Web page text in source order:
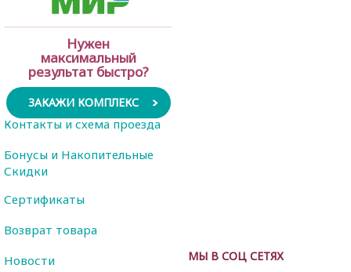
Нужен
максимальный
результат быстро?
ЗАКАЖИ КОМПЛЕКС
МЫ В СОЦ СЕТЯХ
Контакты и схема проезда
Бонусы и Накопительные
Скидки
Сертификаты
Возврат товара
Новости